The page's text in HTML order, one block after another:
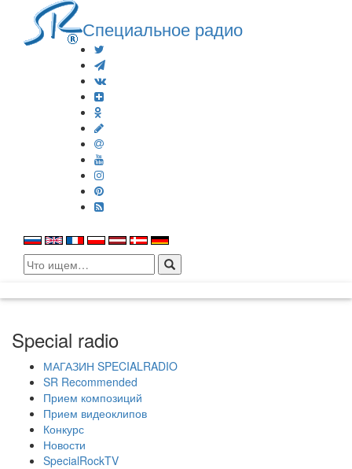
Специальное радио
Search
for:
Special radio
МАГАЗИН SPECIALRADIO
SR Recommended
Прием композиций
Прием видеоклипов
Конкурс
Новости
SpecialRockTV